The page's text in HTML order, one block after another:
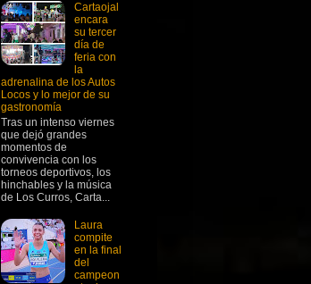
Cartaojal
encara
su tercer
día de
feria con
la
adrenalina de los Autos
Locos y lo mejor de su
gastronomía
Tras un intenso viernes
que dejó grandes
momentos de
convivencia con los
torneos deportivos, los
hinchables y la música
de Los Curros, Carta...
Laura
compite
en la final
del
campeon